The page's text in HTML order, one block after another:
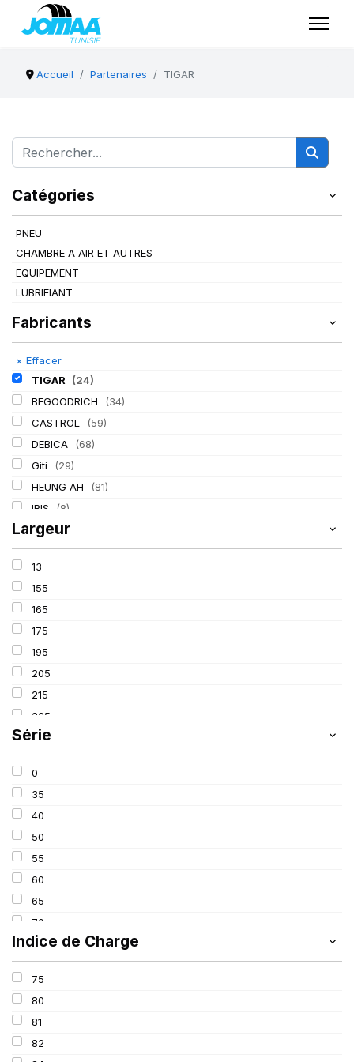
Accueil Partenaires TIGAR
Catégories
PNEU
CHAMBRE A AIR ET AUTRES
EQUIPEMENT
LUBRIFIANT
Fabricants
× Effacer
TIGAR
(24)
BFGOODRICH
(34)
CASTROL
(59)
DEBICA
(68)
Giti
(29)
HEUNG AH
(81)
IRIS
(8)
ITALMATIC
KLEBER (116)
LASSA
LING LONG
MICHELIN
MITAS
Mondolfo ferro
PIRELLI
PROMETEON
SIOC
Largeur
13
155
165
175
195
205
215
225
235
245
315
Série
0
35
40
50
55
60
65
70
75
80
90
650
Indice de Charge
75
80
81
82